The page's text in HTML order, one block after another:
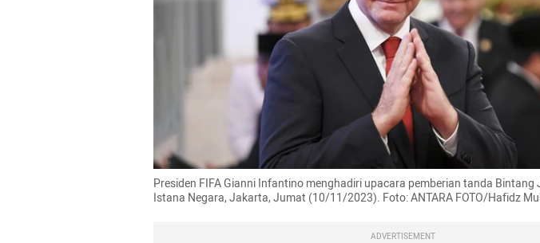
Presiden FIFA Gianni Infantino menghadiri upacara pemberian tanda
Istana Negara, Jakarta, Jumat (10/11/2023). Foto: ANTARA FOTO/Hafidz
ADVERTISEMENT